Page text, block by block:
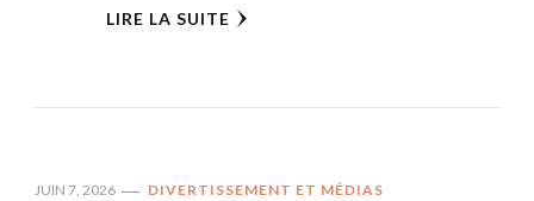
LIRE LA SUITE
JUIN 7, 2026 DIVERTISSEMENT ET MÉDIAS